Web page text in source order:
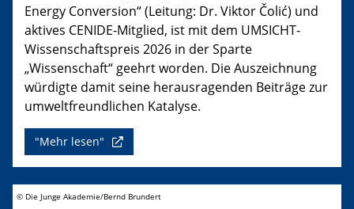
Energy Conversion“ (Leitung: Dr. Viktor Čolić) und
aktives CENIDE-Mitglied, ist mit dem UMSICHT-
Wissenschaftspreis 2026 in der Sparte
„Wissenschaft“ geehrt worden. Die Auszeichnung
würdigte damit seine herausragenden Beiträge zur
umweltfreundlichen Katalyse.
"Mehr lesen"
© Die Junge Akademie/Bernd Brundert